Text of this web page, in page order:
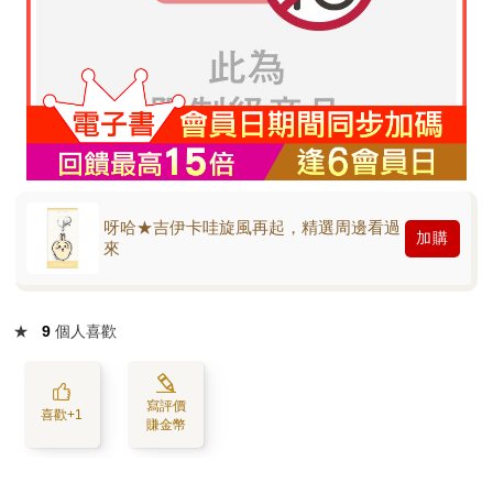
呀哈★吉伊卡哇旋風再起，精選周邊看過
來
加購
★ 9 個人喜歡
喜歡+1
寫評價
賺金幣